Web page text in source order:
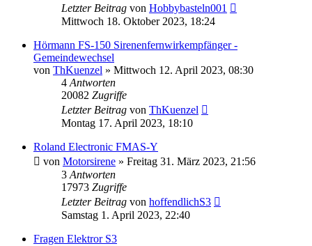
Letzter Beitrag von Hobbybasteln001
Mittwoch 18. Oktober 2023, 18:24
Hörmann FS-150 Sirenenfernwirkempfänger -
Gemeindewechsel
von ThKuenzel » Mittwoch 12. April 2023, 08:30
4 Antworten
20082 Zugriffe
Letzter Beitrag von ThKuenzel
Montag 17. April 2023, 18:10
Roland Electronic FMAS-Y
von Motorsirene » Freitag 31. März 2023, 21:56
3 Antworten
17973 Zugriffe
Letzter Beitrag von hoffendlichS3
Samstag 1. April 2023, 22:40
Fragen Elektror S3